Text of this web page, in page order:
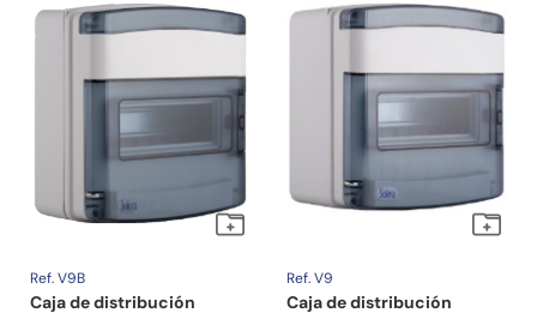
Ref. V9B
Caja de distribución
Ref. V9
Caja de distribución